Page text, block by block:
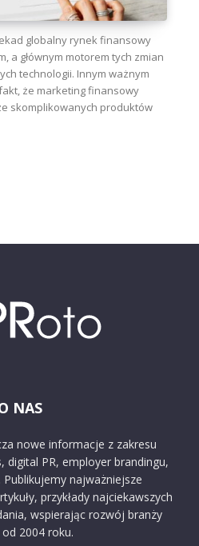
globalny rynek finansowy
a głównym motorem tych zmian
technologii. Innym ważnym
że marketing finansowy
skomplikowanych produktów
NAS
nowe informacje z zakresu
digital PR, employer brandingu,
Publikujemy najważniejsze
przykłady najciekawszych
wspierając rozwój branży
2004 roku.